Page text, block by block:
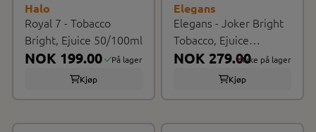
Halo
Royal 7 - Tobacco
Bright, Ejuice 50/100ml
NOK 199.00
På lager
Kjøp
Elegans
Elegans - Joker Bright
Tobacco, Ejuice
100/120ml
NOK 279.00Ikke på lager
Kjøp